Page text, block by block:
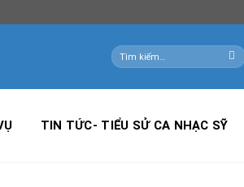
Tìm
kiếm:
TIN TỨC- TIỂU SỬ CA NHẠC SỸ